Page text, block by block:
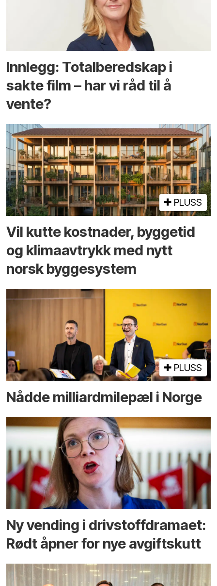
Innlegg: Totalberedskap i
sakte film – har vi råd til å
vente?
PLUSS
Vil kutte kostnader, byggetid
og klima­avtrykk med nytt
norsk bygge­system
PLUSS
Nådde milliard­­milepæl i Norge
Ny vending i drivstoffdramaet:
Rødt åpner for nye avgiftskutt